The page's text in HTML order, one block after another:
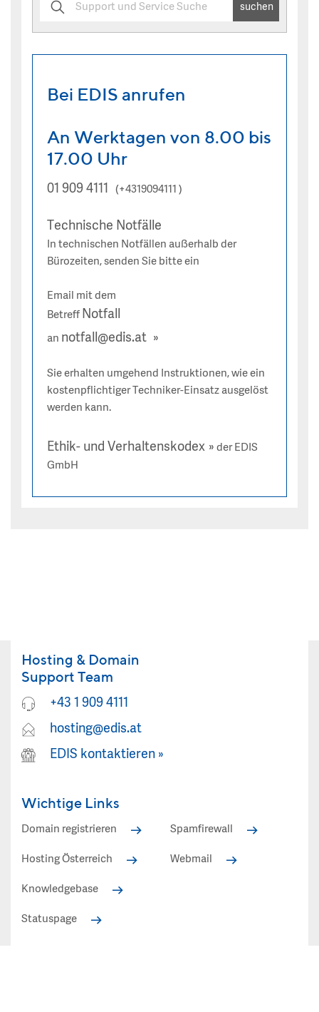
suchen
Bei EDIS anrufen
An Werktagen von 8.00 bis
17.00 Uhr
01 909 4111 (+4319094111 )
Technische Notfälle
In technischen Notfällen außerhalb der
Bürozeiten, senden Sie bitte ein
Email mit dem
Betreff Notfall
an notfall@edis.at
Sie erhalten umgehend Instruktionen, wie ein
kostenpflichtiger Techniker-Einsatz ausgelöst
werden kann.
Ethik- und Verhaltenskodex
der EDIS
GmbH
Hosting & Domain
Support Team
+43 1 909 4111
hosting@edis.at
EDIS kontaktieren »
Wichtige Links
Domain registrieren
Hosting Österreich
Knowledgebase
Spamfirewall
Webmail
Statuspage